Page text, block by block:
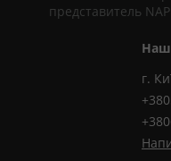
представитель
г.